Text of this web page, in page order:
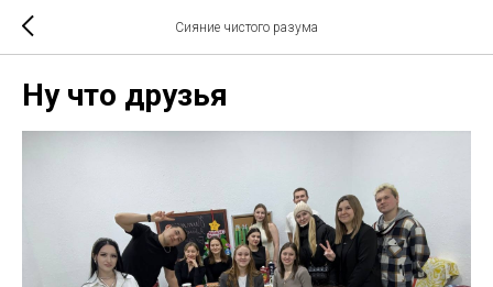
Сияние чистого разума
Ну что друзья